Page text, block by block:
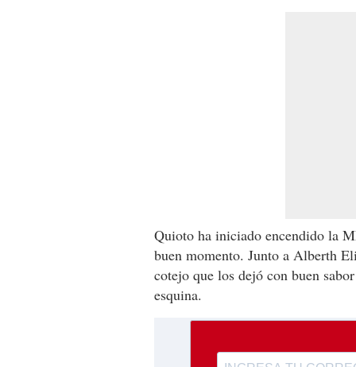
Quioto ha iniciado encendido la
buen momento. Junto a Alberth
cotejo que los dejó con buen
esquina.